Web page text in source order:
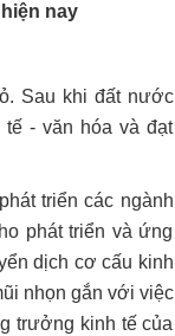
nay
Sau khi đất nước
- văn hóa và đạt
triển các ngành
phát triển và ứng
dịch cơ cấu kinh
nhọn gắn với việc
trưởng kinh tế của